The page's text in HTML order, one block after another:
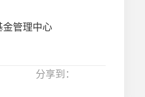
金管理中心
分享到：